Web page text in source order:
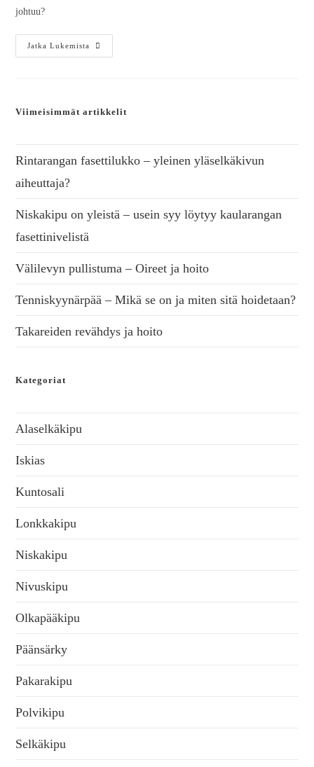
johtuu?
Jatka Lukemista
Viimeisimmät artikkelit
Rintarangan fasettilukko – yleinen yläselkäkivun
aiheuttaja?
Niskakipu on yleistä – usein syy löytyy kaularangan
fasettinivelistä
Välilevyn pullistuma – Oireet ja hoito
Tenniskyynärpää – Mikä se on ja miten sitä hoidetaan?
Takareiden revähdys ja hoito
Kategoriat
Alaselkäkipu
Iskias
Kuntosali
Lonkkakipu
Niskakipu
Nivuskipu
Olkapääkipu
Päänsärky
Pakarakipu
Polvikipu
Selkäkipu